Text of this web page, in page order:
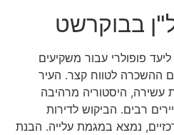
בבוקרשט
פופולרי עבור משקיעים
ההשכרה לטווח קצר. העיר
עשירה, היסטוריה מרהיבה
רבים. הביקוש לדירות
נמצא במגמת עלייה. הבנת